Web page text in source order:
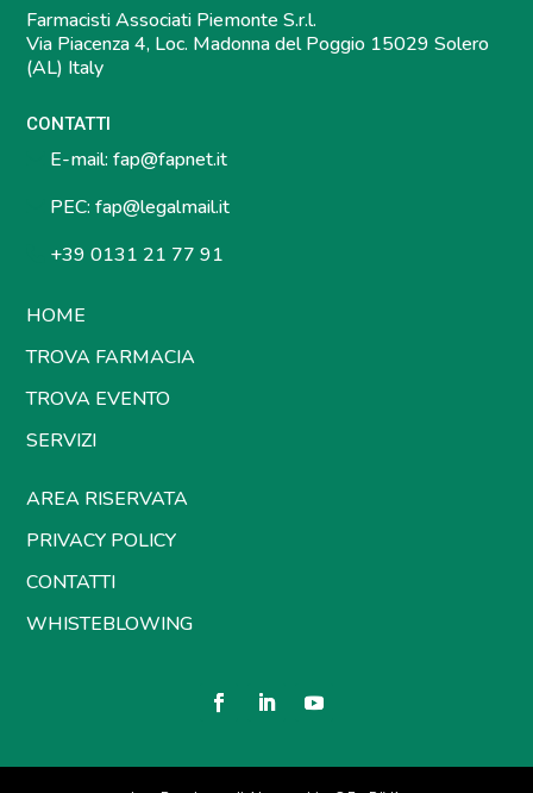
Farmacisti Associati Piemonte S.r.l.
Via Piacenza 4, Loc. Madonna del Poggio 15029 Solero
(AL) Italy
CONTATTI
E-mail: fap@fapnet.it
PEC: fap@legalmail.it
+39 0131 21 77 91
HOME
TROVA FARMACIA
TROVA EVENTO
SERVIZI
AREA RISERVATA
PRIVACY POLICY
CONTATTI
WHISTEBLOWING